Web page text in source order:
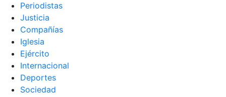
Periodistas
Justicia
Compañías
Iglesia
Ejército
Internacional
Deportes
Sociedad